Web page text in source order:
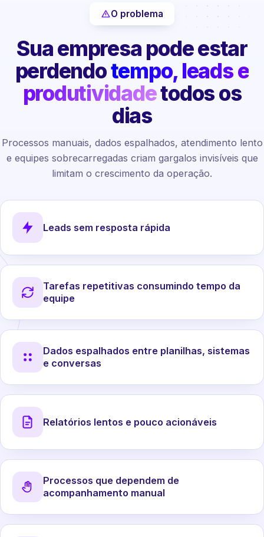
O problema
Sua empresa pode estar
perdendotempo, leads e
produtividadetodos os
dias
Processos manuais, dados espalhados, atendimento lento
e equipes sobrecarregadas criam gargalos invisíveis que
limitam o crescimento da operação.
Leads sem resposta rápida
Tarefas repetitivas consumindo tempo da
equipe
Dados espalhados entre planilhas, sistemas
e conversas
Relatórios lentos e pouco acionáveis
Processos que dependem de
acompanhamento manual